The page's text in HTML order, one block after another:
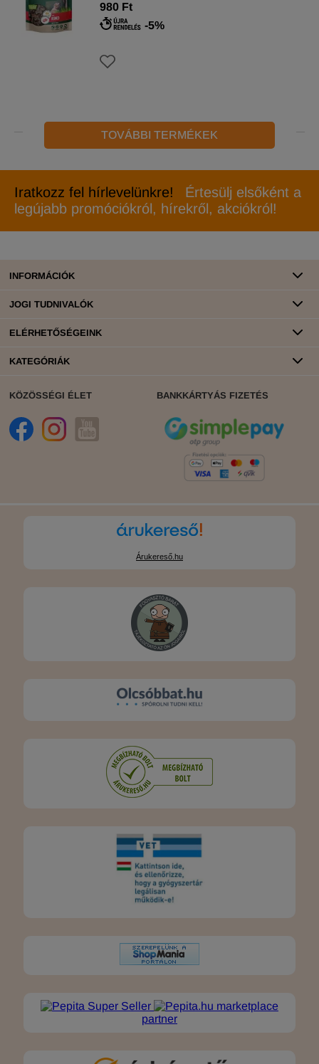
980 Ft
-5%
TOVÁBBI TERMÉKEK
Iratkozz fel hírlevelünkre!
Értesülj elsőként a
legújabb promóciókról, hírekről, akciókról!
INFORMÁCIÓK
JOGI TUDNIVALÓK
ELÉRHETŐSÉGEINK
KATEGÓRIÁK
KÖZÖSSÉGI ÉLET BANKKÁRTYÁS FIZETÉS
Árukereső.hu
marketplace
partner